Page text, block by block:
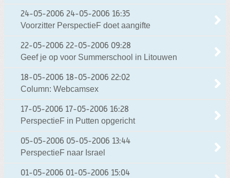
24-05-2006 24-05-2006 16:35
Voorzitter PerspectieF doet aangifte
22-05-2006 22-05-2006 09:28
Geef je op voor Summerschool in Litouwen
18-05-2006 18-05-2006 22:02
Column: Webcamsex
17-05-2006 17-05-2006 16:28
PerspectieF in Putten opgericht
05-05-2006 05-05-2006 13:44
PerspectieF naar Israel
01-05-2006 01-05-2006 15:04